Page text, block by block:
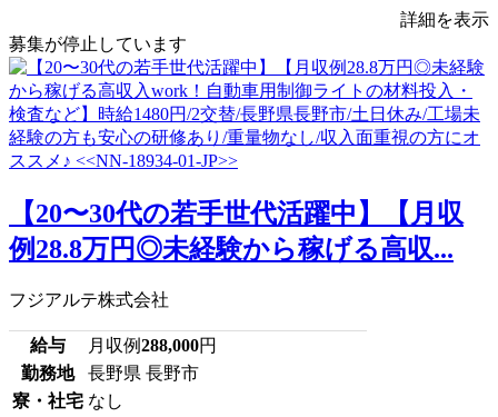
詳細を表示
募集が停止しています
【20〜30代の若手世代活躍中】【月収
例28.8万円◎未経験から稼げる高収...
フジアルテ株式会社
給与 月収例288,000円
勤務地
長野県 長野市
寮・社宅 なし